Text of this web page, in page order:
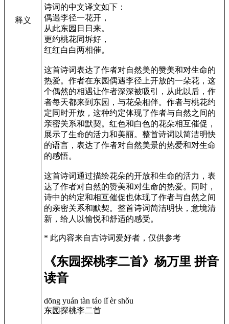
释义
诗词的中文译文如下：
偶遇李径一花开，
从此东园日日来。
更约桃花同坼好，
红红白白两相催。
这首诗词表达了作者对自然美的赞美和对生命的
热爱。作者在东园偶遇李径上开放的一朵花，这
个偶然的相遇让作者深深被吸引，从此以后，作
者每天都来到东园，与花朵相伴。作者与桃花约
定同时开放，这种约定体现了作者与自然之间的
亲密关系和默契。红色和白色的花朵相互催促，
展示了生命的活力和美丽。整首诗词以简洁明快
的语言，表达了作者对自然美景的热爱和对生命
的感悟。
这首诗词通过描绘花朵的开放和生命的活力，表
达了作者对自然的赞美和对生命的热爱。同时，
诗中的约定和相互催促也体现了作者与自然之间
的亲密关系和默契。整首诗词简洁明快，意境清
新，给人以愉悦和舒适的感受。
* 此内容来自古诗词爱好者，仅供参考
《东园探桃李二首》杨万里 拼音
读音
dōng yuán tàn táo lǐ èr shǒu
东园探桃李二首